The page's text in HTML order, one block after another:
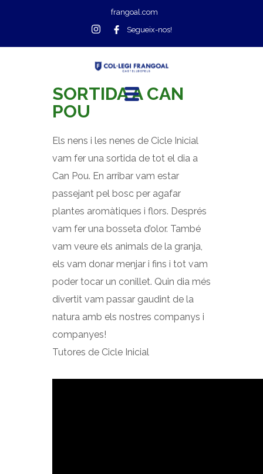
frangoal.com
Segueix-nos!
SORTIDA A CAN
POU
Els nens i les nenes de Cicle Inicial
vam fer una sortida de tot el dia a
Can Pou. En arribar vam estar
passejant pel bosc per agafar
plantes aromàtiques i flors. Després
vam fer una bosseta d’olor. També
vam veure els animals de la granja,
els vam donar menjar i fins i tot vam
poder tocar un conillet. Quin dia més
divertit vam passar gaudint de la
natura amb els nostres companys i
companyes!
Tutores de Cicle Inicial